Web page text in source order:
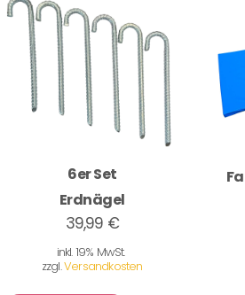
6er Set
Erdnägel
39,99 €
inkl. 19% MwSt.
zzgl.Versandkosten